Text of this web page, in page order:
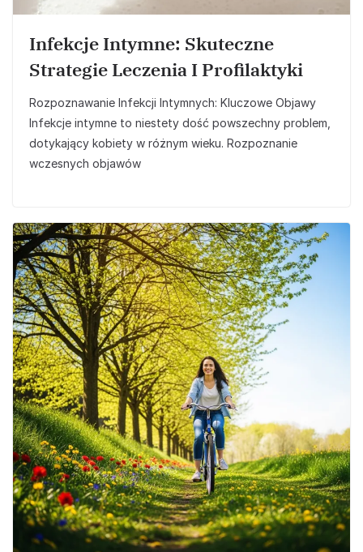
Infekcje Intymne: Skuteczne
Strategie Leczenia I Profilaktyki
Rozpoznawanie Infekcji Intymnych: Kluczowe Objawy
Infekcje intymne to niestety dość powszechny problem,
dotykający kobiety w różnym wieku. Rozpoznanie
wczesnych objawów